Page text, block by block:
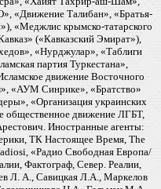
Талибан», «Братья-
«Меджлис крымско-татарского
(«Кавказский Эмират»),
«Нурджулар», «Таблиги
партия Туркестана»,
движение Восточного
«АУМ Синрике», «Братство»
«Организация украинских
общественное движение ЛГБТ,
Иностранные агенты:
ТК Настоящее Время, The
«Радио Свободная Европа/
Фактограф, Север. Реалии,
Л. А., Савицкая Л.А., Маркелов